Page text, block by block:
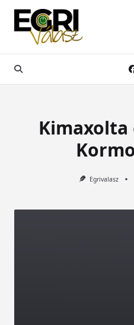
Skip
content
Kimaxolta
Egrivalasz